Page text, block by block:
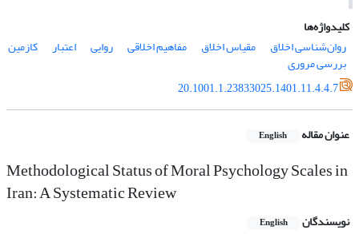
کلیدواژه‌ها
روان‌شناسی اخلاق
مقیاس اخلاق مفاهیم اخلاقی روایی اعتبار کازمین
بررسی مروری
20.1001.1.23833025.1401.11.4.4.7
عنوان مقاله English
Methodological Status of Moral Psychology Scales in
Iran: A Systematic Review
نویسندگان English